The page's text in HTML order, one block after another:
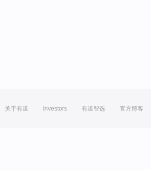
关于有道 Investors 有道智选 官方博客